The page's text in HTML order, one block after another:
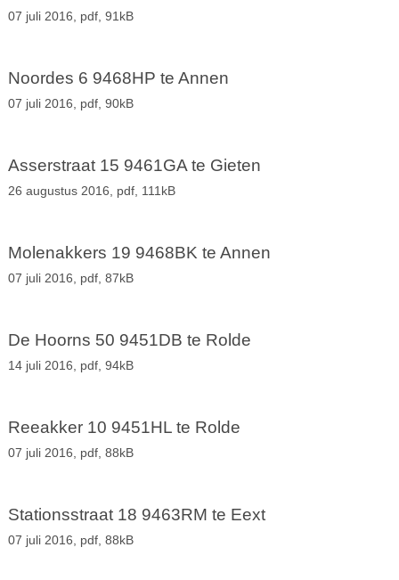
07 juli 2016, pdf, 91kB
Noordes 6 9468HP te Annen
07 juli 2016, pdf, 90kB
Asserstraat 15 9461GA te Gieten
26 augustus 2016, pdf, 111kB
Molenakkers 19 9468BK te Annen
07 juli 2016, pdf, 87kB
De Hoorns 50 9451DB te Rolde
14 juli 2016, pdf, 94kB
Reeakker 10 9451HL te Rolde
07 juli 2016, pdf, 88kB
Stationsstraat 18 9463RM te Eext
07 juli 2016, pdf, 88kB